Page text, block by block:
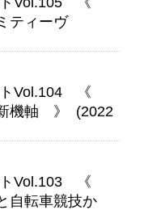
ティーヴ
トVol.104 《
機軸 》 (2022
トVol.103 《
自転車競技か